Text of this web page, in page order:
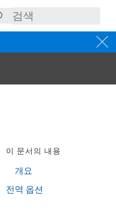
이 문서의 내용
개요
전역 옵션